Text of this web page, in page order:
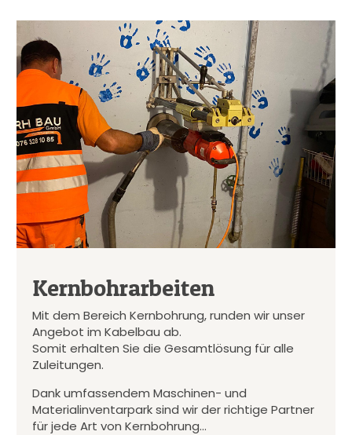
Kernbohrarbeiten
Mit dem Bereich Kernbohrung, runden wir unser
Angebot im Kabelbau ab.
Somit erhalten Sie die Gesamtlösung für alle
Zuleitungen.
Dank umfassendem Maschinen- und
Materialinventarpark sind wir der richtige Partner
für jede Art von Kernbohrung…